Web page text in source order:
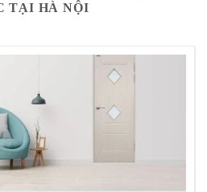
TẠI HÀ NỘI